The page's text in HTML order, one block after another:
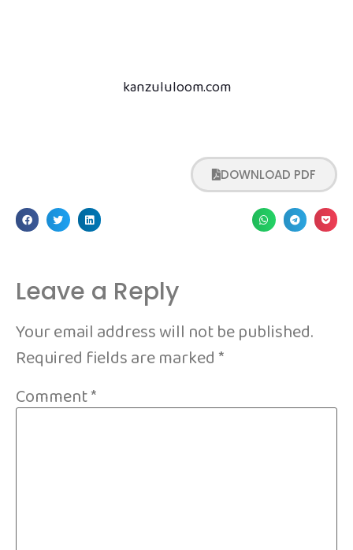
kanzululoom.com
DOWNLOAD PDF
Leave a Reply
Your email address will not be published.
Required fields are marked*
Comment*